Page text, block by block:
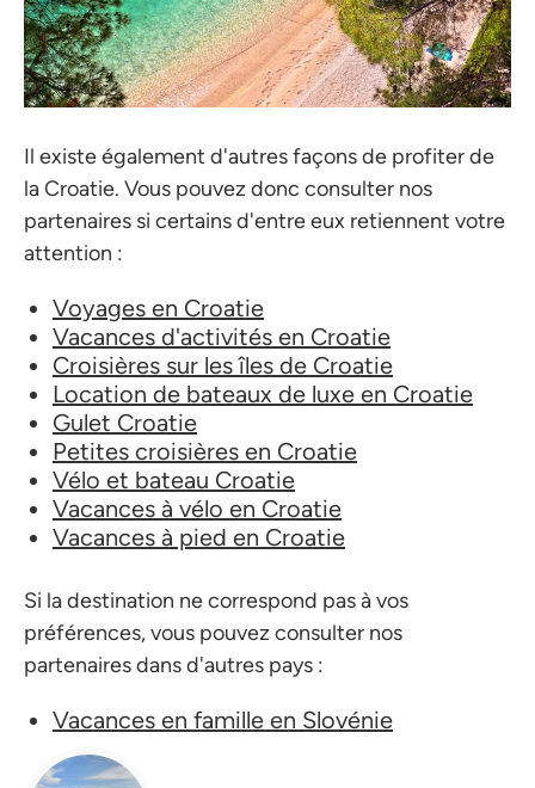
Il existe également d'autres façons de profiter de
la Croatie. Vous pouvez donc consulter nos
partenaires si certains d'entre eux retiennent votre
attention :
Voyages en Croatie
Vacances d'activités en Croatie
Croisières sur les îles de Croatie
Location de bateaux de luxe en Croatie
Gulet Croatie
Petites croisières en Croatie
Vélo et bateau Croatie
Vacances à vélo en Croatie
Vacances à pied en Croatie
Si la destination ne correspond pas à vos
préférences, vous pouvez consulter nos
partenaires dans d'autres pays :
Vacances en famille en Slovénie